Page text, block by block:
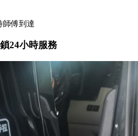
師傅到達
24小時服務